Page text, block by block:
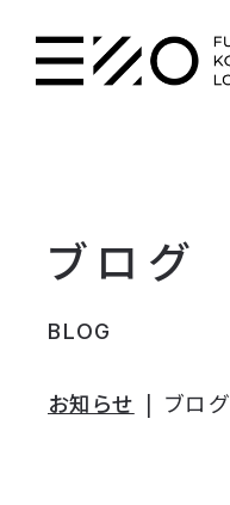
ブログ
BLOG
お知らせ ブログ